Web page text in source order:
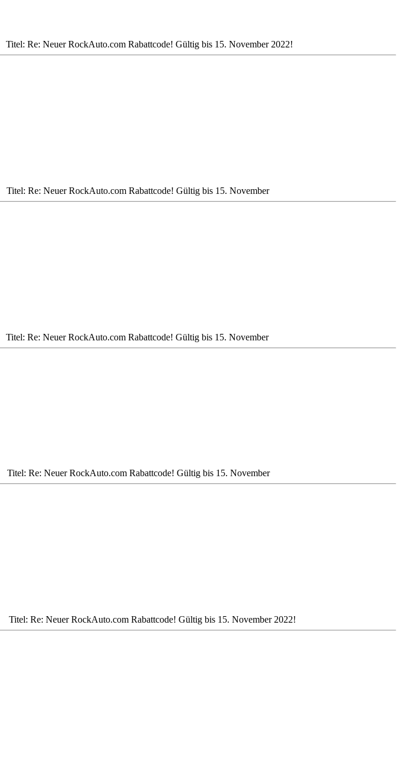
Titel: Re: Neuer RockAuto.com Rabattcode! Gültig bis 15. November 2022!
Titel: Re: Neuer RockAuto.com Rabattcode! Gültig bis 15. November
Titel: Re: Neuer RockAuto.com Rabattcode! Gültig bis 15. November
Titel: Re: Neuer RockAuto.com Rabattcode! Gültig bis 15. November
Titel: Re: Neuer RockAuto.com Rabattcode! Gültig bis 15. November 2022!